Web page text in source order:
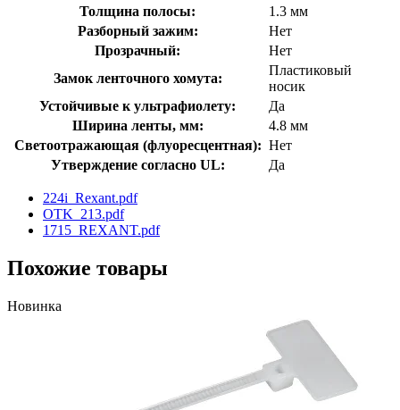
Толщина полосы:
1.3 мм
Разборный зажим:
Нет
Прозрачный:
Нет
Замок ленточного хомута:
Пластиковый
носик
Устойчивые к ультрафиолету:
Да
Ширина ленты, мм:
4.8 мм
Светоотражающая (флуоресцентная): Нет
Утверждение согласно UL:
Да
224i_Rexant.pdf
OTK_213.pdf
1715_REXANT.pdf
Похожие товары
Новинка